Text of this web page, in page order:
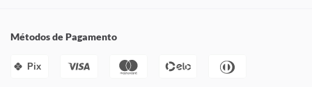
Métodos de Pagamento
Pix